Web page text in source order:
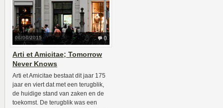
0
06/06/2015
Arti et Amicitae; Tomorrow
Never Knows
Arti et Amicitae bestaat dit jaar 175
jaar en viert dat met een terugblik,
de huidige stand van zaken en de
toekomst. De terugblik was een